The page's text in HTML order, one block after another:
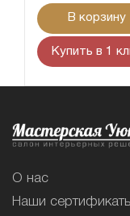
В корзину
Купить в 1
О нас
Наши